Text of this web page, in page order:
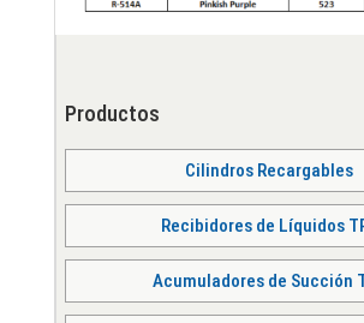
Productos
Cilindros Recargables
Recibidores de Líquidos
Acumuladores de Succión